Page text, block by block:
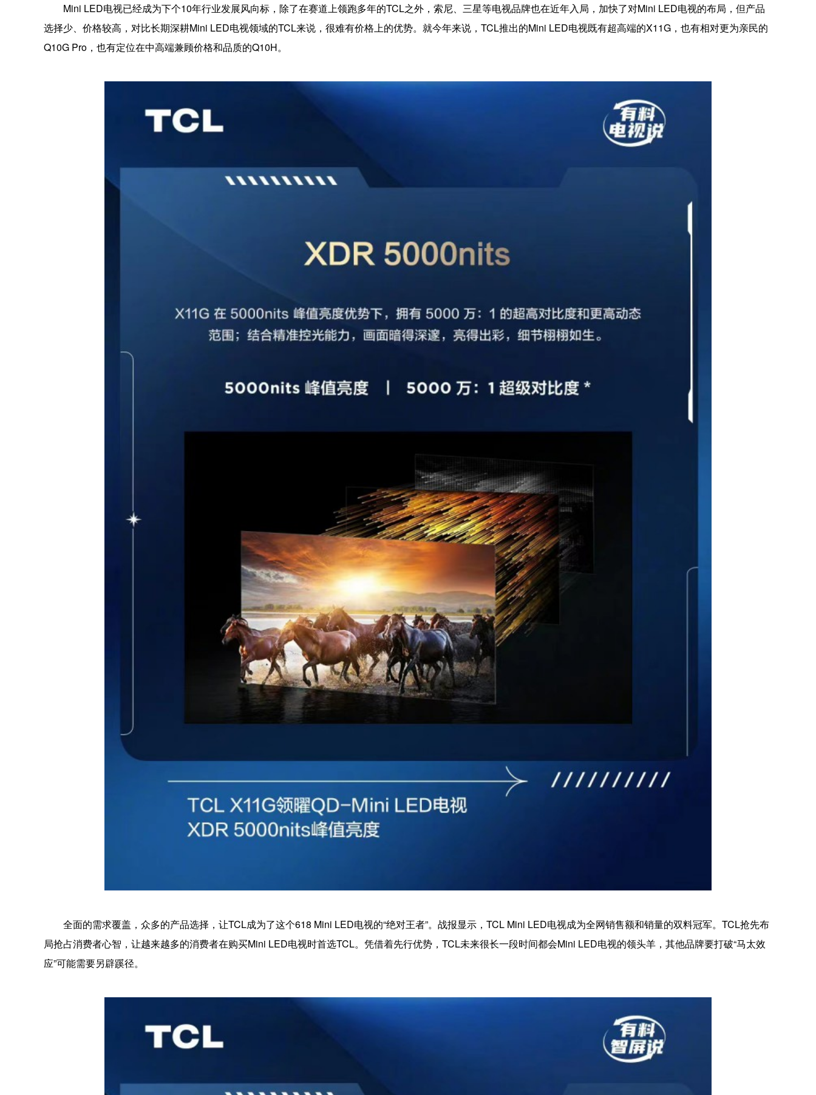
Mini LED电视已经成为下个10年行业发展风向标，除了在赛道上领跑多年的TCL之外，索尼、三星等电视品牌也在近年入局，加快了对Mini LED电视的布局，但产品
选择少、价格较高，对比长期深耕Mini LED电视领域的TCL来说，很难有价格上的优势。就今年来说，TCL推出的Mini LED电视既有超高端的X11G，也有相对更为亲民的
Q10G Pro，也有定位在中高端兼顾价格和品质的Q10H。
全面的需求覆盖，众多的产品选择，让TCL成为了这个618 Mini LED电视的“绝对王者”。战报显示，TCL Mini LED电视成为全网销售额和销量的双料冠军。TCL抢先布
局抢占消费者心智，让越来越多的消费者在购买Mini LED电视时首选TCL。凭借着先行优势，TCL未来很长一段时间都会Mini LED电视的领头羊，其他品牌要打破“马太效
应”可能需要另辟蹊径。